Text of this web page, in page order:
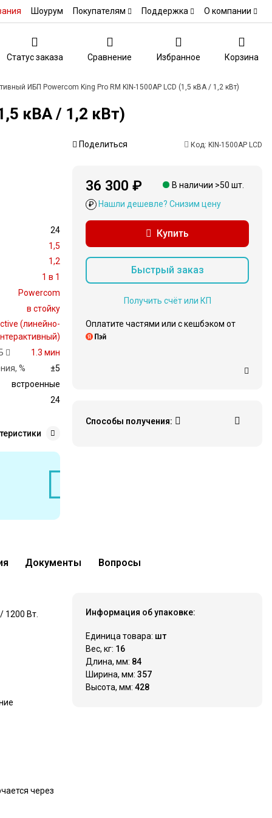
Шоурум Покупателям Поддержка О компании
Статус заказа Сравнение Избранное Корзина
ИБП Powercom King Pro RM KIN-1500AP LCD (1,5 кВА / 1,2 кВт)
кВА / 1,2 кВт)
Поделиться Код: KIN-1500AP LCD
24
1,5
1,2
1 в 1
Powercom
в стойку
(линейно-
1.3 мин
%
±5
встроенные
24
36 300 ₽ В наличии >50 шт.
₽ Нашли дешевле? Снизим цену
Купить
Быстрый заказ
Получить счёт или КП
Оплатите частями или c кешбэком от
Способы получения:
Документы Вопросы
1200 Вт.
через
Информация об упаковке:
Единица товара: шт
Вес, кг: 16
Длина, мм: 84
Ширина, мм: 357
Высота, мм: 428